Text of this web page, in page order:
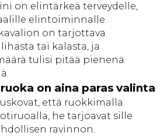
on elintärkeä terveydelle,
elintoiminnalle.
on tarjottava
tai kalasta, ja
tulisi pitää pienenä
on aina paras valinta
että ruokkimalla
he tarjoavat sille
ravinnon.